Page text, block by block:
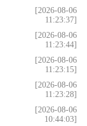
[2026-08-06
11:23:37]
[2026-08-06
11:23:44]
[2026-08-06
11:23:15]
[2026-08-06
11:23:28]
[2026-08-06
10:44:03]